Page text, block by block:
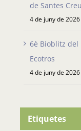
de Santes
4 de juny de 2026
6è Bioblitz del
Ecotros
4 de juny de 2026
Etiquetes